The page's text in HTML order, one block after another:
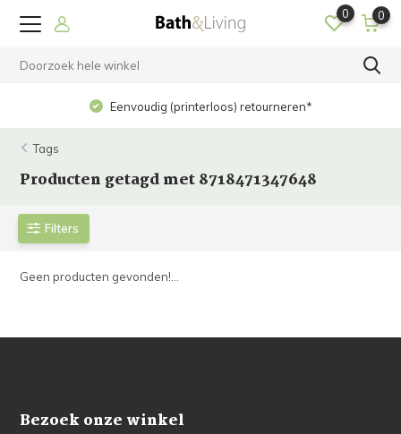
0 0
Eenvoudig (printerloos) retourneren*
Tags
Producten getagd met 8718471347648
Filters
Geen producten gevonden!...
Bezoek onze winkel